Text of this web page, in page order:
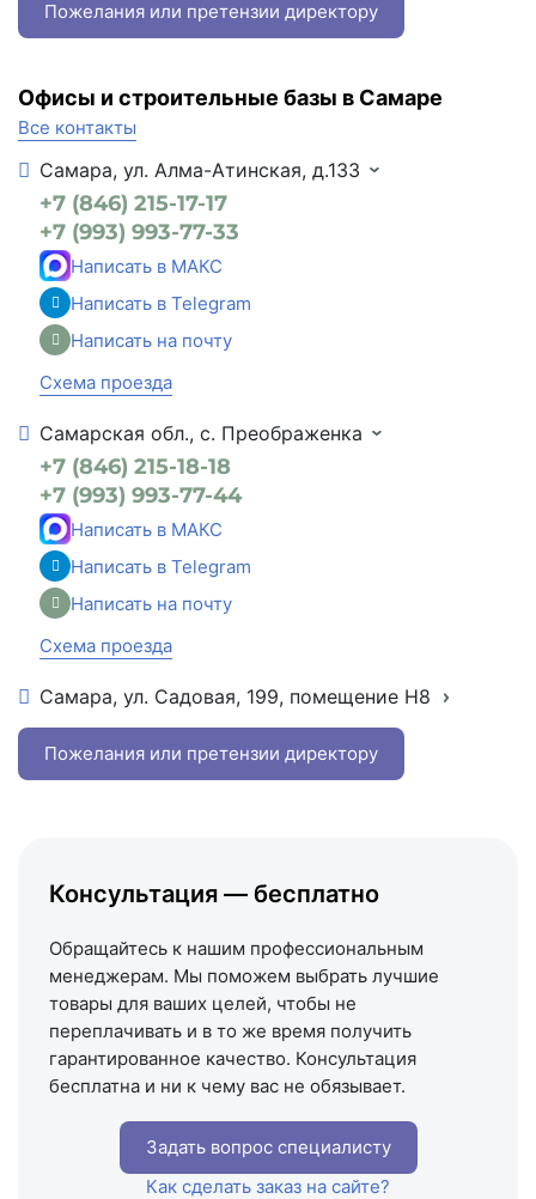
Пожелания или претензии директору
Офисы и строительные базы в Самаре
Все контакты
Самара, ул. Алма-Атинская, д.133
+7 (846) 215-17-17
+7 (993) 993-77-33
Написать в МАКС
Написать в Telegram
Написать на почту
Схема проезда
Самарская обл., с. Преображенка
+7 (846) 215-18-18
+7 (993) 993-77-44
Написать в МАКС
Написать в Telegram
Написать на почту
Схема проезда
Самара, ул. Садовая, 199, помещение Н8
+7 (993) 993-77-22
Написать в МАКС
Схема проезда
Пожелания или претензии директору
Консультация — бесплатно
Обращайтесь к нашим профессиональным
менеджерам. Мы поможем выбрать лучшие
товары для ваших целей, чтобы не
переплачивать и в то же время получить
гарантированное качество. Консультация
бесплатна и ни к чему вас не обязывает.
Задать вопрос специалисту
Как сделать заказ на сайте?